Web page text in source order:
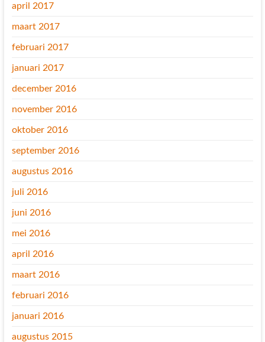
april 2017
maart 2017
februari 2017
januari 2017
december 2016
november 2016
oktober 2016
september 2016
augustus 2016
juli 2016
juni 2016
mei 2016
april 2016
maart 2016
februari 2016
januari 2016
augustus 2015